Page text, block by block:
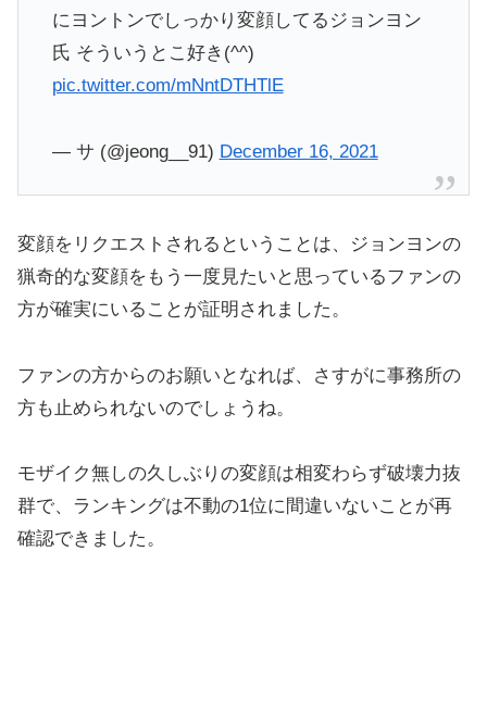
にヨントンでしっかり変顔してるジョンヨン
氏 そういうとこ好き(^^)
pic.twitter.com/mNntDTHTlE
— サ (@jeong__91) December 16, 2021
変顔をリクエストされるということは、ジョンヨンの
猟奇的な変顔をもう一度見たいと思っているファンの
方が確実にいることが証明されました。
ファンの方からのお願いとなれば、さすがに事務所の
方も止められないのでしょうね。
モザイク無しの久しぶりの変顔は相変わらず破壊力抜
群で、ランキングは不動の1位に間違いないことが再
確認できました。